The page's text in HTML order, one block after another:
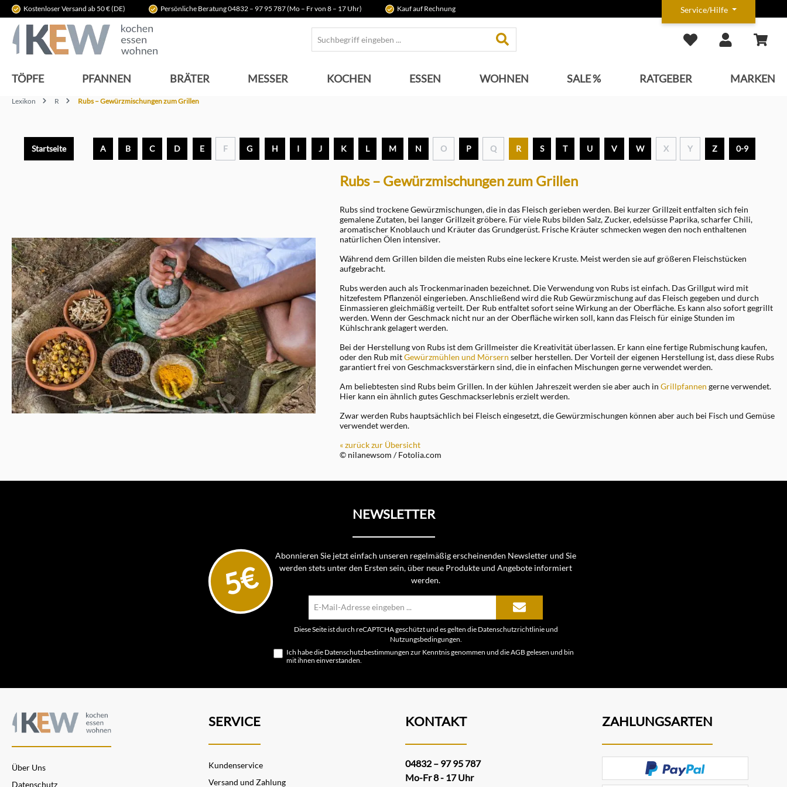
Zur Hauptnavigation springen
Kostenloser Versand ab 50 € (DE) Persönliche Beratung 04832 – 97 95 787 (Mo – Fr von 8 – 17 Uhr) Kauf auf Rechnung Service/Hilfe
TÖPFE PFANNEN BRÄTER MESSER KOCHEN ESSEN WOHNEN SALE % RATGEBER MARKEN
Lexikon R Rubs – Gewürzmischungen zum Grillen
Startseite A B C D E F G H I J K L M N O P Q R S T U V W X Y Z 0-9
Rubs – Gewürzmischungen zum Grillen
Rubs sind trockene Gewürzmischungen, die in das Fleisch gerieben werden. Bei kurzer Grillzeit entfalten sich fein
gemalene Zutaten, bei langer Grillzeit gröbere. Für viele Rubs bilden Salz, Zucker, edelsüsse Paprika, scharfer Chili,
aromatischer Knoblauch und Kräuter das Grundgerüst. Frische Kräuter schmecken wegen den noch enthaltenen
natürlichen Ölen intensiver.
Während dem Grillen bilden die meisten Rubs eine leckere Kruste. Meist werden sie auf größeren Fleischstücken
aufgebracht.
Rubs werden auch als Trockenmarinaden bezeichnet. Die Verwendung von Rubs ist einfach. Das Grillgut wird mit
hitzefestem Pflanzenöl eingerieben. Anschließend wird die Rub Gewürzmischung auf das Fleisch gegeben und durch
Einmassieren gleichmäßig verteilt. Der Rub entfaltet sofort seine Wirkung an der Oberfläche. Es kann also sofort gegrillt
werden. Wenn der Geschmack nicht nur an der Oberfläche wirken soll, kann das Fleisch für einige Stunden im
Kühlschrank gelagert werden.
Bei der Herstellung von Rubs ist dem Grillmeister die Kreativität überlassen. Er kann eine fertige Rubmischung kaufen,
oder den Rub mitGewürzmühlen und Mörsern selber herstellen. Der Vorteil der eigenen Herstellung ist, dass diese Rubs
garantiert frei von Geschmacksverstärkern sind, die in einfachen Mischungen gerne verwendet werden.
Am beliebtesten sind Rubs beim Grillen. In der kühlen Jahreszeit werden sie aber auch in Grillpfannen gerne verwendet.
Hier kann ein ähnlich gutes Geschmackserlebnis erzielt werden.
Zwar werden Rubs hauptsächlich bei Fleisch eingesetzt, die Gewürzmischungen können aber auch bei Fisch und Gemüse
verwendet werden.
« zurück zur Übersicht
© nilanewsom / Fotolia.com
NEWSLETTER
5€
Abonnieren Sie jetzt einfach unseren regelmäßig erscheinenden Newsletter und Sie
werden stets unter den Ersten sein, über neue Produkte und Angebote informiert
werden.
Mail-
Adresse*
Diese Seite ist durch reCAPTCHA geschützt und es gelten die Datenschutzrichtlinieund
Nutzungsbedingungen
Ich habe die Datenschutzbestimmungen zur Kenntnis genommen und dieAGB gelesen und bin
mit ihnen einverstanden.
Über Uns
Datenschutz
SERVICE
Kundenservice
Versand und Zahlung
KONTAKT
04832 – 97 95 787
Mo-Fr 8 - 17 Uhr
ZAHLUNGSARTEN